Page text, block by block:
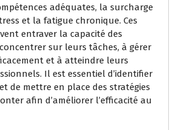
adéquates, la surcharge
et la fatigue chronique. Ces
entraver la capacité des
sur leurs tâches, à gérer
et à atteindre leurs
Il est essentiel d’identifier
de mettre en place des stratégies
afin d’améliorer l’efficacité au